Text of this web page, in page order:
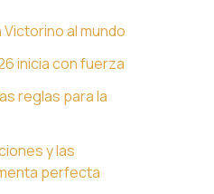
Victorino al mundo
inicia con fuerza
reglas para la
y las
perfecta